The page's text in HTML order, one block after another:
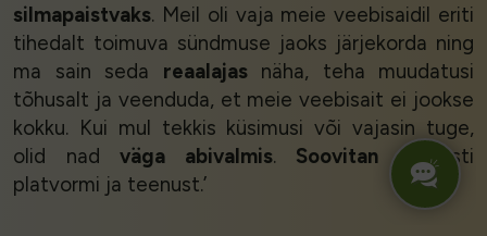
silmapaistvaks. Meil oli vaja meie veebisaidil eriti
tihedalt toimuva sündmuse jaoks järjekorda ning
ma sain seda reaalajasnäha, teha muudatusi
tõhusalt ja veenduda, et meie veebisait ei jookse
kokku. Kui mul tekkis küsimusi või vajasin tuge,
olid nadväga abivalmis. Soovitan kindlasti
platvormi ja teenust.’